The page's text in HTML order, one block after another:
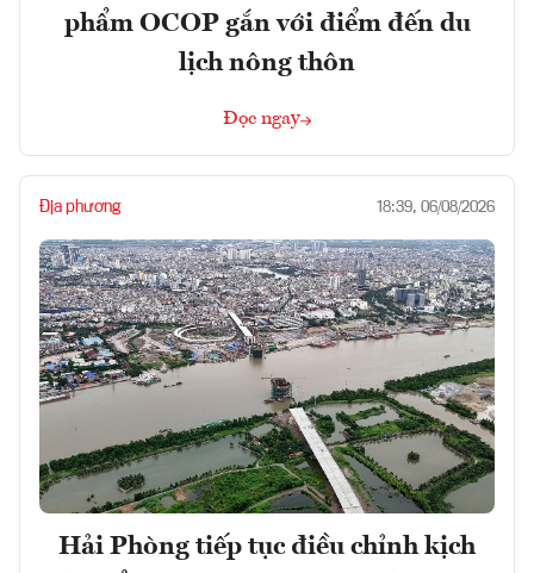
phẩm OCOP gắn với điểm đến du
lịch nông thôn
Đọc ngay
Địa phương 18:39, 06/08/2026
Hải Phòng tiếp tục điều chỉnh kịch